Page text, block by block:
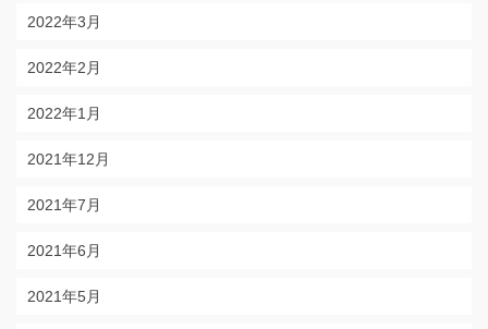
2022年3月
2022年2月
2022年1月
2021年12月
2021年7月
2021年6月
2021年5月